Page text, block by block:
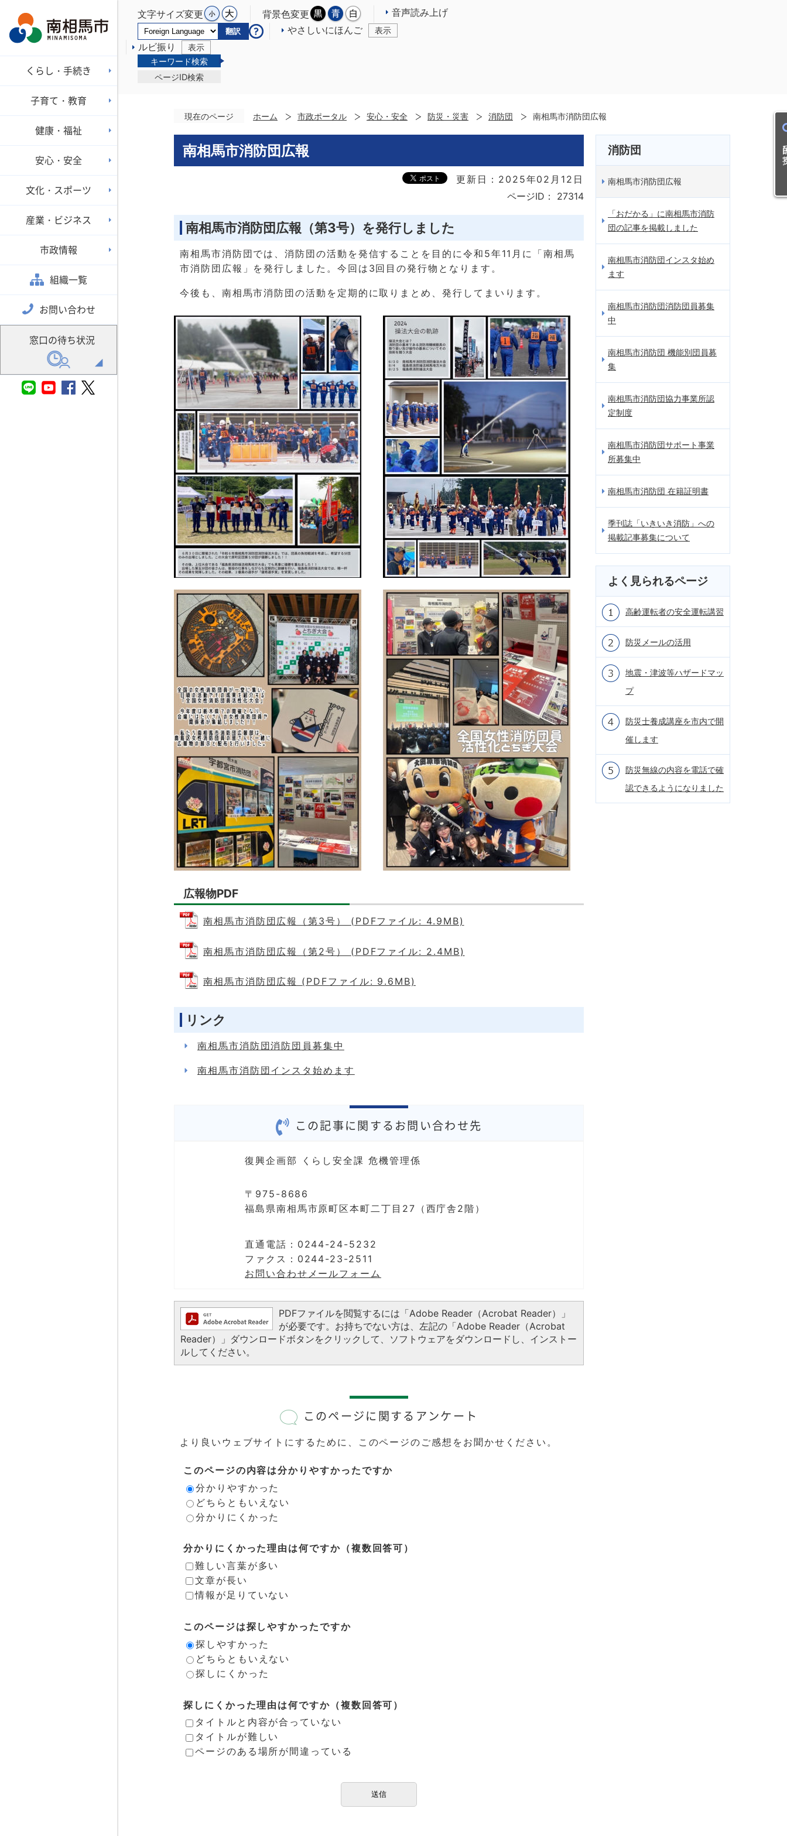
文字サイズ変更 背景色変更 音声読み上げ
翻訳 やさしいにほんご 表示
ルビ振り
表示
キーワード検索
ページID検索
くらし・手続き
子育て・教育
健康・福祉
安心・安全
文化・スポーツ
産業・ビジネス
市政情報
組織一覧
お問い合わせ
窓口の待ち状況
目
現在のページ ホーム 市政ポータル 安心・安全 防災・災害 消防団 南相馬市消防団広報
南相馬市消防団広報
更新日：2025年02月12日
ページID：
27314
南相馬市消防団広報（第3号）を発行しました
南相馬市消防団では、消防団の活動を発信することを目的に令和5年11月に「南相馬
市消防団広報」を発行しました。今回は3回目の発行物となります。
今後も、南相馬市消防団の活動を定期的に取りまとめ、発行してまいります。
広報物PDF
南相馬市消防団広報（第3号） (PDFファイル: 4.9MB)
南相馬市消防団広報（第2号） (PDFファイル: 2.4MB)
南相馬市消防団広報 (PDFファイル: 9.6MB)
リンク
南相馬市消防団消防団員募集中
南相馬市消防団インスタ始めます
この記事に関するお問い合わせ先
復興企画部 くらし安全課 危機管理係
〒975-8686
福島県南相馬市原町区本町二丁目27（西庁舎2階）
直通電話：0244-24-5232
ファクス：0244-23-2511
お問い合わせメールフォーム
PDFファイルを閲覧するには「Adobe Reader（Acrobat Reader）」
が必要です。お持ちでない方は、左記の「Adobe Reader（Acrobat
Reader）」ダウンロードボタンをクリックして、ソフトウェアをダウンロードし、インストー
ルしてください。
このページに関するアンケート
より良いウェブサイトにするために、このページのご感想をお聞かせください。
このページの内容は分かりやすかったですか
分かりやすかった
どちらともいえない
分かりにくかった
分かりにくかった理由は何ですか（複数回答可）
難しい言葉が多い
文章が長い
情報が足りていない
このページは探しやすかったですか
探しやすかった
どちらともいえない
探しにくかった
探しにくかった理由は何ですか（複数回答可）
タイトルと内容が合っていない
タイトルが難しい
ページのある場所が間違っている
消防団
南相馬市消防団広報
「おだかる」に南相馬市消防
団の記事を掲載しました
南相馬市消防団インスタ始め
ます
南相馬市消防団消防団員募集
中
南相馬市消防団 機能別団員募
集
南相馬市消防団協力事業所認
定制度
南相馬市消防団サポート事業
所募集中
南相馬市消防団 在籍証明書
季刊誌「いきいき消防」への
掲載記事募集について
よく見られるページ
高齢運転者の安全運転講習
防災メールの活用
地震・津波等ハザードマッ
プ
防災士養成講座を市内で開
催します
防災無線の内容を電話で確
認できるようになりました